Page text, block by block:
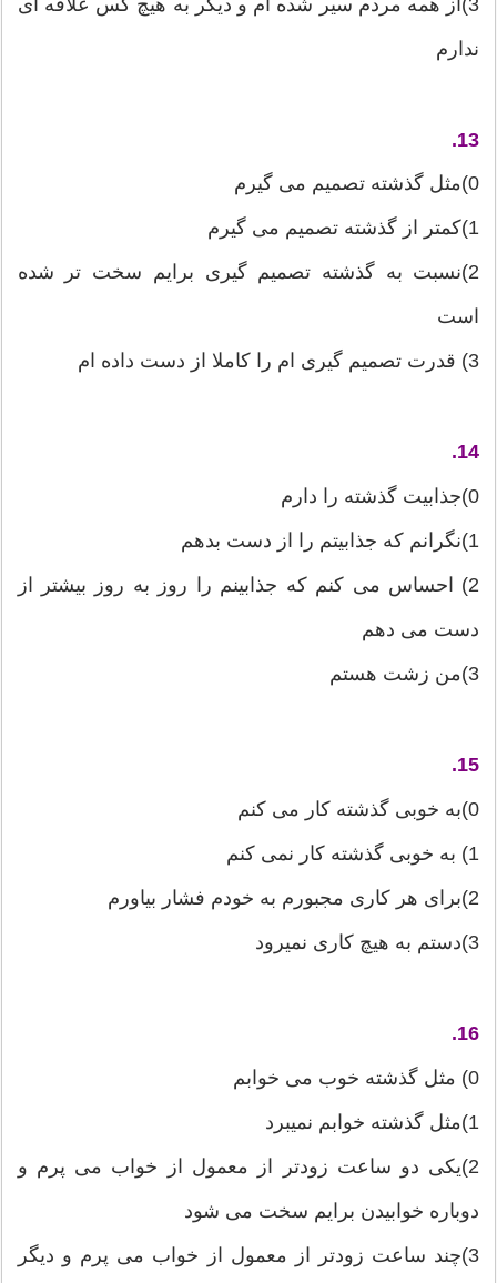
ندارم
13.
0)مثل گذشته تصمیم می گیرم
1)كمتر از گذشته تصمیم می گیرم
2)نسبت به گذشته تصمیم گیری برایم سخت تر شده
است
3) قدرت تصمیم گیری ام را كاملا از دست داده ام
14.
0)جذابیت گذشته را دارم
1)نگرانم كه جذابیتم را از دست بدهم
2) احساس می كنم كه جذابینم را روز به روز بیشتر از
دست می دهم
3)من زشت هستم
15.
0)به خوبی گذشته كار می كنم
1) به خوبی گذشته كار نمی كنم
2)برای هر كاری مجبورم به خودم فشار بیاورم
3)دستم به هیچ كاری نمیرود
16.
0) مثل گذشته خوب می خوابم
1)مثل گذشته خوابم نمیبرد
2)یكی دو ساعت زودتر از معمول از خواب می پرم و
دوباره خوابیدن برایم سخت می شود
3)چند ساعت زودتر از معمول از خواب می پرم و دیگر